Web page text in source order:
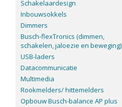
Schakelaardesign
Inbouwsokkels
Dimmers
Busch-flexTronics (dimmen,
schakelen, jaloezie en beweging)
USB-laders
Datacommunicatie
Multimedia
Rookmelders/ hittemelders
Opbouw Busch-balance AP plus